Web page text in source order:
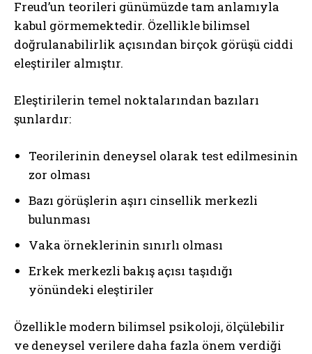
Freud’un teorileri günümüzde tam anlamıyla
kabul görmemektedir. Özellikle bilimsel
doğrulanabilirlik açısından birçok görüşü ciddi
eleştiriler almıştır.
Eleştirilerin temel noktalarından bazıları
şunlardır:
Teorilerinin deneysel olarak test edilmesinin
zor olması
Bazı görüşlerin aşırı cinsellik merkezli
bulunması
Vaka örneklerinin sınırlı olması
Erkek merkezli bakış açısı taşıdığı
yönündeki eleştiriler
Özellikle modern bilimsel psikoloji, ölçülebilir
ve deneysel verilere daha fazla önem verdiği